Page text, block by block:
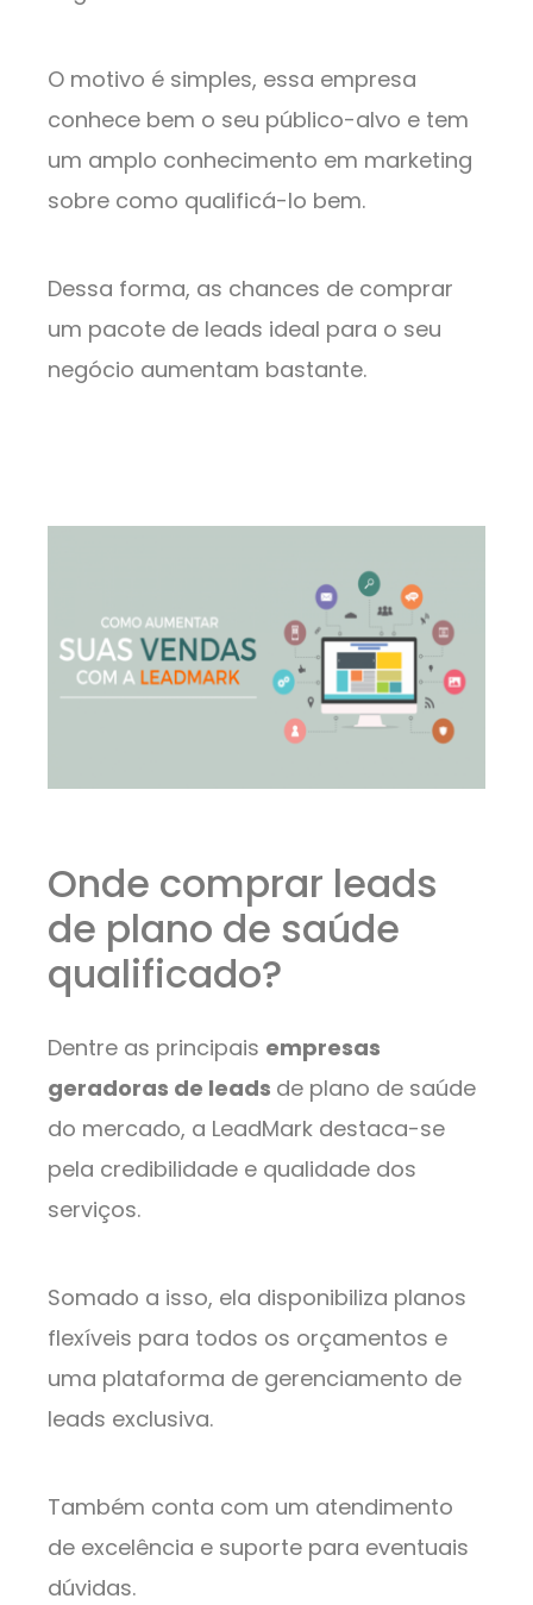
O motivo é simples, essa empresa
conhece bem o seu público-alvo e tem
um amplo conhecimento em marketing
sobre como qualificá-lo bem.
Dessa forma, as chances de comprar
um pacote de leads ideal para o seu
negócio aumentam bastante.
Onde comprar leads
de plano de saúde
qualificado?
Dentre as principais empresas
geradoras de leads de plano de saúde
do mercado, a LeadMark destaca-se
pela credibilidade e qualidade dos
serviços.
Somado a isso, ela disponibiliza planos
flexíveis para todos os orçamentos e
uma plataforma de gerenciamento de
leads exclusiva.
Também conta com um atendimento
de excelência e suporte para eventuais
dúvidas.